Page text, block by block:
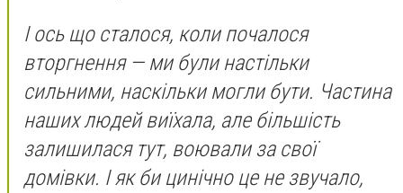
І ось що сталося, коли почалося
вторгнення — ми були настільки
сильними, наскільки могли бути. Частина
наших людей виїхала, але більшість
залишилася тут, воювали за свої
домівки. І як би цинічно це не звучало,